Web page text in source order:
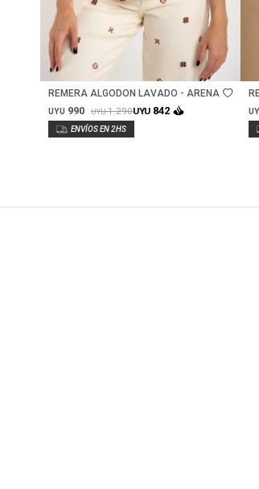
REMERA ALGODON LAVADO - ARENA
UYU 990 UYU1.290UYU 842